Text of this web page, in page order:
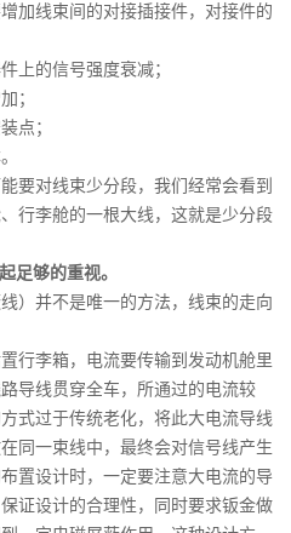
加线束间的对接插接件，对接件的
上的信号强度衰减；
；
点；
要对线束少分段，我们经常会看到
行李舱的一根大线，这就是少分段
足够的重视。
）并不是唯一的方法，线束的走向
行李箱，电流要传输到发动机舱里
导线贯穿全车，所通过的电流较
式过于传统老化，将此大电流导线
同一束线中，最终会对信号线产生
置设计时，一定要注意大电流的导
证设计的合理性，同时要求钣金做